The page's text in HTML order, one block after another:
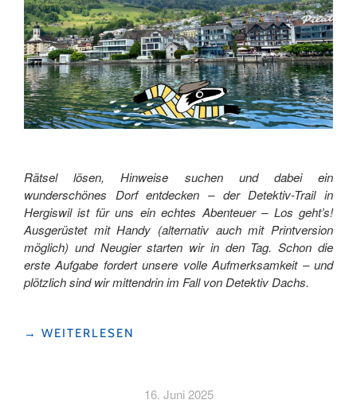
Rätsel lösen, Hinweise suchen und dabei ein
wunderschönes Dorf entdecken – der Detektiv-Trail in
Hergiswil ist für uns ein echtes Abenteuer – Los geht’s!
Ausgerüstet mit Handy (alternativ auch mit Printversion
möglich) und Neugier starten wir in den Tag. Schon die
erste Aufgabe fordert unsere volle Aufmerksamkeit – und
plötzlich sind wir mittendrin im Fall von Detektiv Dachs.
"AUF
→ WEITERLESEN
16. Juni 2025